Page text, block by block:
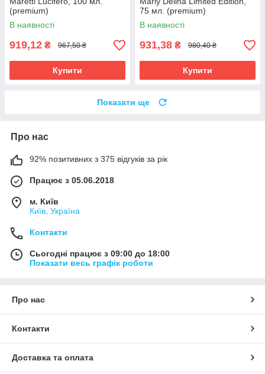
(premium)
В наявності
919,12 ₴ 967,50 ₴
Купити
75 мл. (premium)
В наявності
931,38 ₴ 980,40 ₴
Купити
Показати ще
Про нас
92% позитивних з 375 відгуків за рік
Працює з 05.06.2018
м. Київ
Київ, Україна
Контакти
Сьогодні працює з 09:00 до 18:00
Показати весь графік роботи
Про нас
Контакти
Доставка та оплата